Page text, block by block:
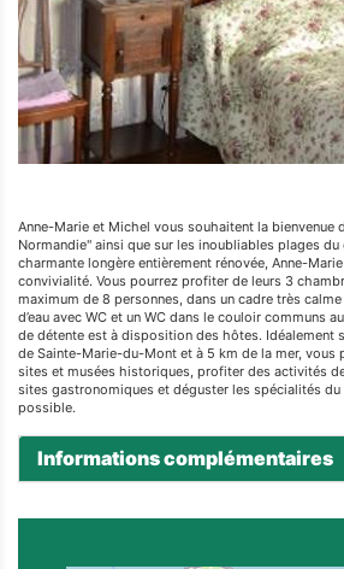
Anne-Marie et Michel vous souhaitent la bienvenue
Normandie" ainsi que sur les inoubliables plages du
charmante longère entièrement rénovée, Anne-
convivialité. Vous pourrez profiter de leurs 3
maximum de 8 personnes, dans un cadre très
d’eau avec WC et un WC dans le couloir communs
de détente est à disposition des hôtes. Idéalement
de Sainte-Marie-du-Mont et à 5 km de la mer, vous
sites et musées historiques, profiter des activités
sites gastronomiques et déguster les spécialités du
possible.
Informations complémentaires